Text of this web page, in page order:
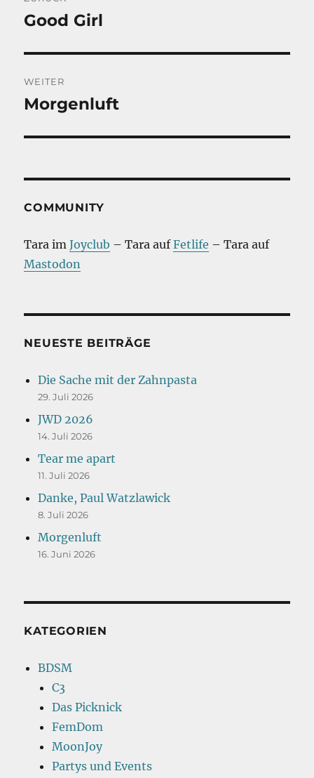
Vorheriger
Good Girl
WEITER
Nächster
Morgenluft
COMMUNITY
Tara imJoyclub – Tara aufFetlife – Tara auf
Mastodon
NEUESTE BEITRÄGE
Die Sache mit der Zahnpasta
29. Juli 2026
JWD 2026
14. Juli 2026
Tear me apart
11. Juli 2026
Danke, Paul Watzlawick
8. Juli 2026
Morgenluft
16. Juni 2026
KATEGORIEN
BDSM
C3
Das Picknick
FemDom
MoonJoy
Partys und Events